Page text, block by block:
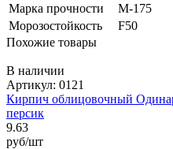
Марка прочности
М-175
Морозостойкость
F50
Похожие товары
В наличии
Артикул: 0121
Кирпич облицовочный
персик
9.63
руб/шт